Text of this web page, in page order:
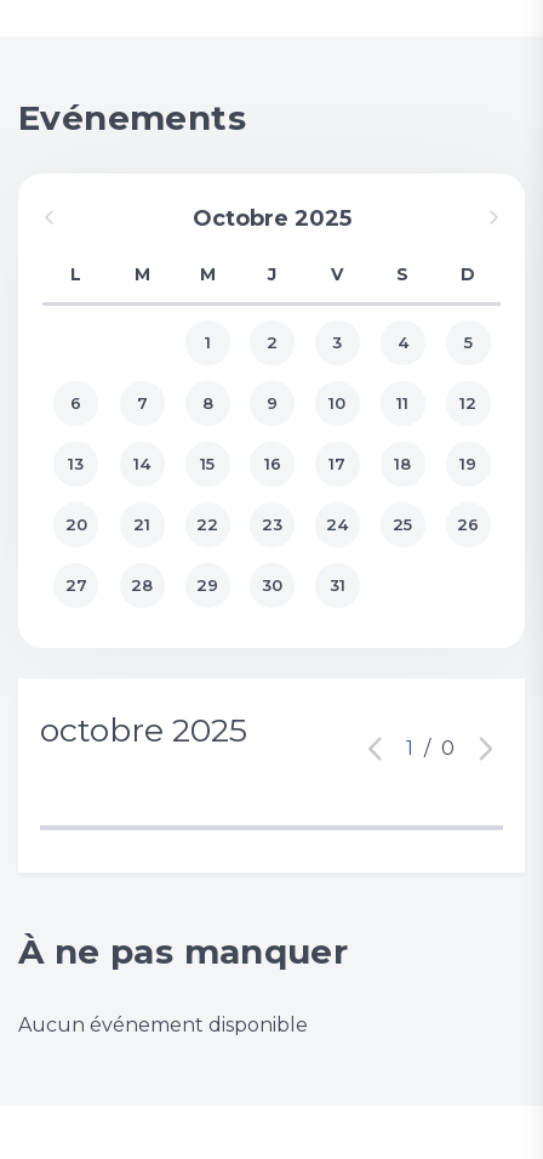
Evénements
Octobre 2025
L M M J V S D
1 2 3 4 5
6 7 8 9 10 11 12
13 14 15 16 17 18 19
20 21 22 23 24 25 26
27 28 29 30 31
octobre 2025 1 / 0
À ne pas manquer
Aucun événement disponible